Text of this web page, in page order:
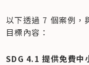
以下透過 7 個案例，
目標內容：
SDG 4.1 提供免費中